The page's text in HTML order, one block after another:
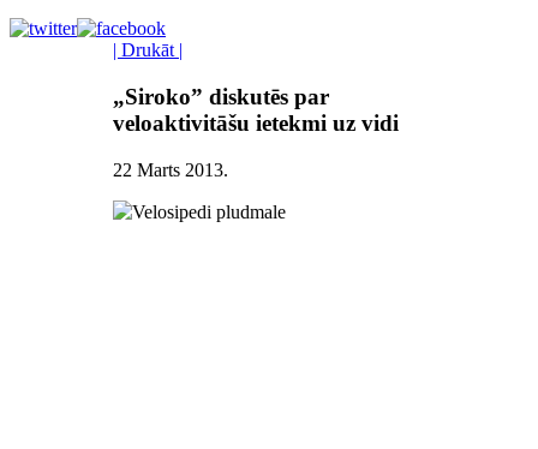
| Drukāt |
„Siroko” diskutēs par
veloaktivitāšu ietekmi uz vidi
22 Marts 2013.